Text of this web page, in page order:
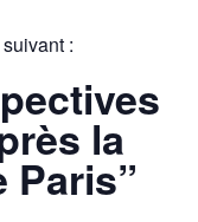
:
la
Paris”